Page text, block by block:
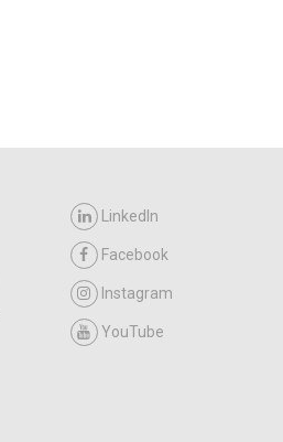
LinkedIn
Facebook
Instagram
YouTube